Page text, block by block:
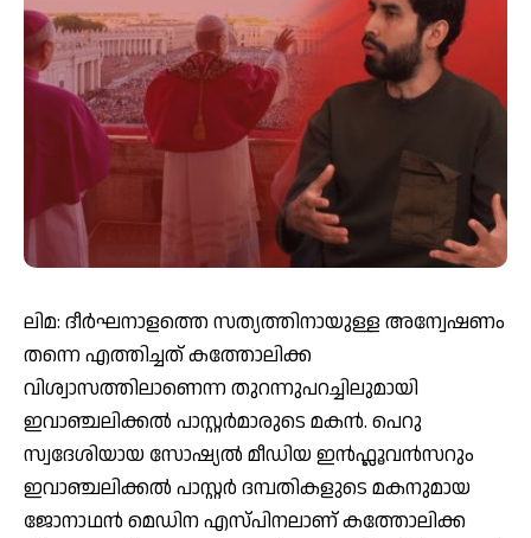
ലിമ: ദീർഘനാളത്തെ സത്യത്തിനായുള്ള അന്വേഷണം
തന്നെ എത്തിച്ചത് കത്തോലിക്ക
വിശ്വാസത്തിലാണെന്ന തുറന്നുപറച്ചിലുമായി
ഇവാഞ്ചലിക്കൽ പാസ്റ്റർമാരുടെ മകൻ. പെറു
സ്വദേശിയായ സോഷ്യല്‍ മീഡിയ ഇന്‍ഫ്ലൂവന്‍സറും
ഇവാഞ്ചലിക്കൽ പാസ്റ്റർ ദമ്പതികളുടെ മകനുമായ
ജോനാഥൻ മെഡിന എസ്പിനലാണ് കത്തോലിക്ക